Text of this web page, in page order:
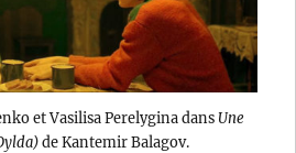
et Vasilisa Perelygina dansUne
de Kantemir Balagov.